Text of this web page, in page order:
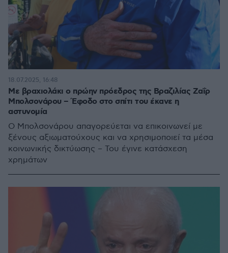
Με βραχιολάκι ο πρώην πρόεδρος της Βραζιλίας Ζαΐρ
Μπολσονάρου – Έφοδο στο σπίτι του έκανε η
αστυνομία
Ο Μπολσονάρου απαγορεύεται να επικοινωνεί με
ξένους αξιωματούχους και να χρησιμοποιεί τα μέσα
κοινωνικής δικτύωσης – Του έγινε κατάσχεση
χρημάτων
18.07.2025, 16:48